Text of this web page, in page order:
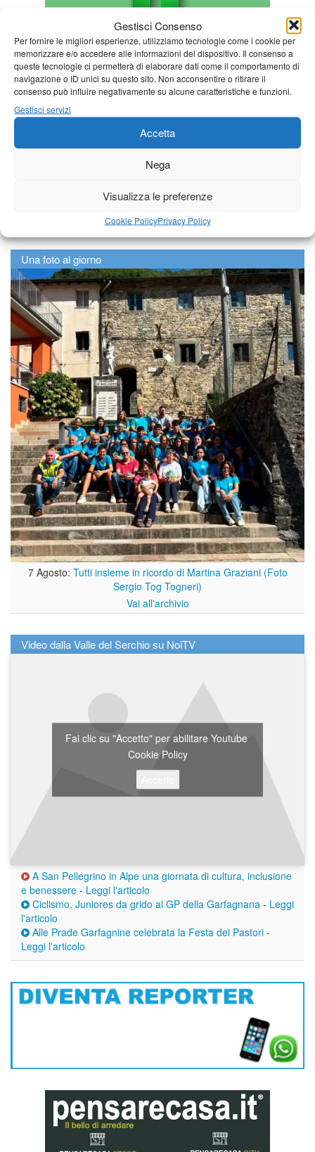
Gestisci Consenso
Per fornire le migliori esperienze, utilizziamo tecnologie come i cookie per
memorizzare e/o accedere alle informazioni del dispositivo. Il consenso a
queste tecnologie ci permetterà di elaborare dati come il comportamento di
navigazione o ID unici su questo sito. Non acconsentire o ritirare il
consenso può influire negativamente su alcune caratteristiche e funzioni.
Gestisci servizi
Accetta
Nega
Visualizza le preferenze
Cookie PolicyPrivacy Policy
Una foto al giorno
7 Agosto: Tutti insieme in ricordo di Martina Graziani (Foto
Sergio Tog Togneri)
Vai all'archivio
Video dalla Valle del Serchio su NoiTV
Fai clic su "Accetto" per abilitare Youtube
Cookie Policy
A San Pellegrino in Alpe una giornata di cultura, inclusione
e benessere - Leggi l'articolo
Ciclismo, Juniores da grido al GP della Garfagnana - Leggi
l'articolo
Alle Prade Garfagnine celebrata la Festa dei Pastori -
Leggi l'articolo